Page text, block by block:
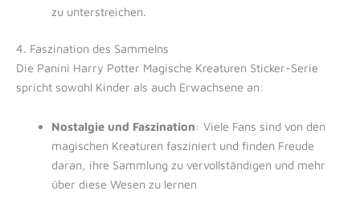
zu unterstreichen.
4. Faszination des Sammelns
Die Panini Harry Potter Magische Kreaturen Sticker-Serie
spricht sowohl Kinder als auch Erwachsene an:
Nostalgie und Faszination: Viele Fans sind von den
magischen Kreaturen fasziniert und finden Freude
daran, ihre Sammlung zu vervollständigen und mehr
über diese Wesen zu lernen